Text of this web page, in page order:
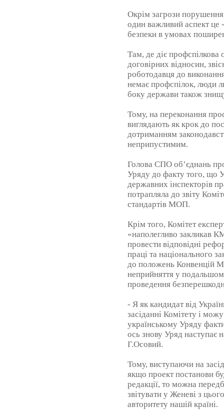
Окрім загрози
один важливий аспект це
безпеки в умовах
Там, де діє профспілкова
договірних відносин,
роботодавця до
немає профспілок, люди
боку держави також
Тому, на переконання
виглядають як крок до
дотриманням
неприпустимим.
Голова СПО об’єднань
Уряду до факту того, що
державних інспекторів
потрапляла до звіту
стандартів МОП.
Крім того, Комітет
«наполегливо закликав
провести відповідні
праці та національного
до положень Конвенцій
неприйняття у
проведення
- Я як кандидат від
засіданні Комітету і
українському Уряду
ось знову Уряд наступає
Г.Осовий.
Тому, виступаючи на
якщо проект постанови
редакції, то можна
звітувати у Женеві з
авторитету нашій країні.